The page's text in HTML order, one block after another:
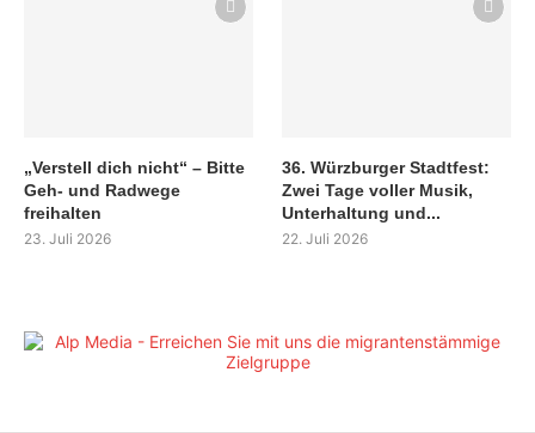
„Verstell dich nicht“ – Bitte
Geh- und Radwege
freihalten
23. Juli 2026
36. Würzburger Stadtfest:
Zwei Tage voller Musik,
Unterhaltung und...
22. Juli 2026